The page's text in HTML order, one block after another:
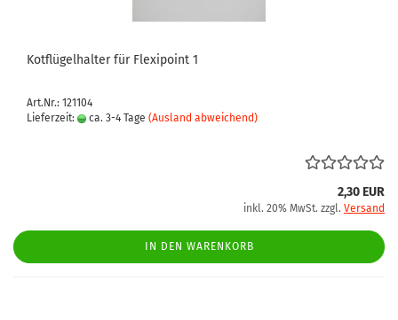
Kotflügelhalter für Flexipoint 1
Art.Nr.: 121104
Lieferzeit:
ca. 3-4 Tage (Ausland abweichend)
2,30 EUR
inkl. 20% MwSt. zzgl. Versand
IN DEN WARENKORB